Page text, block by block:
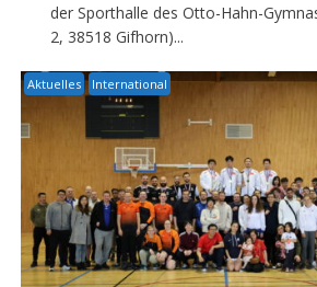
der Sporthalle des Otto-Hahn-
2, 38518 Gifhorn)...
Aktuelles International